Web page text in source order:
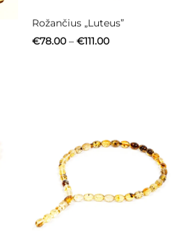
Rožančius „Luteus”
€78.00 – €111.00Price